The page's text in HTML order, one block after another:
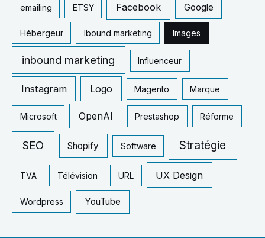
:
emailing ETSY Facebook Google
Hébergeur Ibound marketing Images
inbound marketing Influenceur
Instagram Logo Magento Marque
Microsoft OpenAI Prestashop Réforme
SEO Shopify Software Stratégie
TVA Télévision URL UX Design
Wordpress YouTube